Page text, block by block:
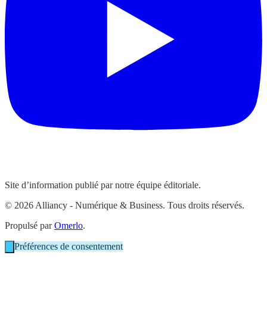
Site d’information publié par notre équipe éditoriale.
© 2026 Alliancy - Numérique & Business. Tous droits réservés.
Propulsé parOmerlo.
Préférences de consentement